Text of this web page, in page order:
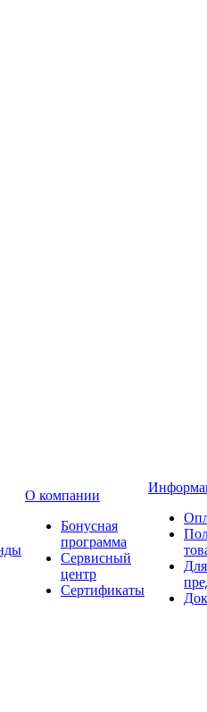
О компании
Бонусная
программа
Сервисный
центр
Сертификаты
Для